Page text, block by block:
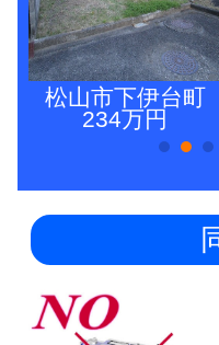
松山市下伊台町
234万円